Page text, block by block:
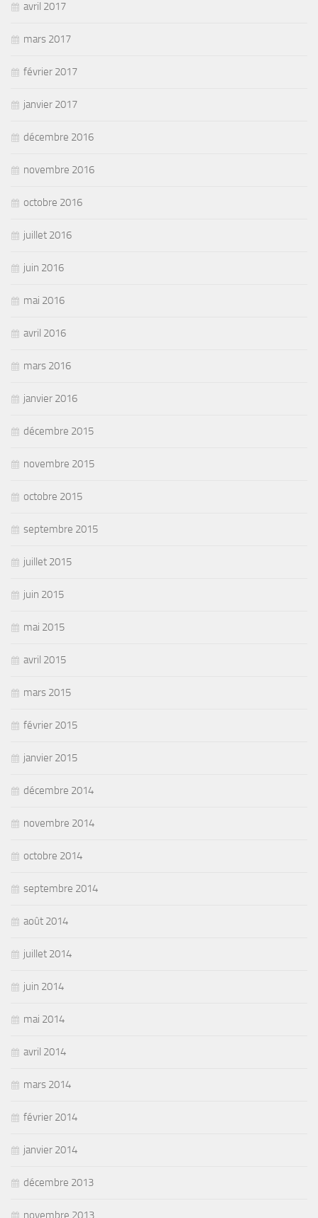
avril 2017
mars 2017
février 2017
janvier 2017
décembre 2016
novembre 2016
octobre 2016
juillet 2016
juin 2016
mai 2016
avril 2016
mars 2016
janvier 2016
décembre 2015
novembre 2015
octobre 2015
septembre 2015
juillet 2015
juin 2015
mai 2015
avril 2015
mars 2015
février 2015
janvier 2015
décembre 2014
novembre 2014
octobre 2014
septembre 2014
août 2014
juillet 2014
juin 2014
mai 2014
avril 2014
mars 2014
février 2014
janvier 2014
décembre 2013